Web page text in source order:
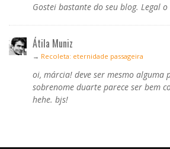
Gostei bastante do seu blog. Legal
Átila Muniz
→ Recoleta: eternidade passageira
oi, márcia! deve ser mesmo alguma
sobrenome duarte parece ser bem
hehe. bjs!